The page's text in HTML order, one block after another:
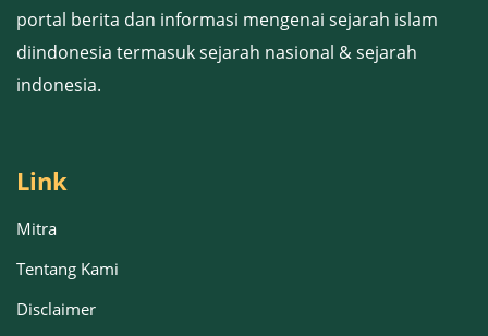
portal berita dan informasi mengenai sejarah islam
diindonesia termasuk sejarah nasional & sejarah
indonesia.
Link
Mitra
Tentang Kami
Disclaimer